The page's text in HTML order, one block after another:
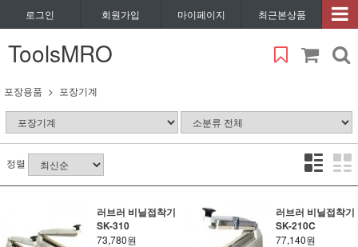
로그인 회원가입 마이페이지 최근본상품
ToolsMRO
포장용품 포장기계
정렬
러브러 비닐접착기
SK-310
73,780원
러브러 비닐접착기
SK-210C
77,140원